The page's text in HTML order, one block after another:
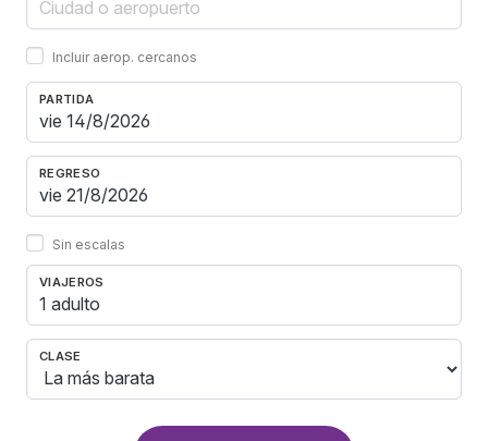
Incluir aerop. cercanos
PARTIDA
REGRESO
Sin escalas
VIAJEROS
1 adulto
CLASE